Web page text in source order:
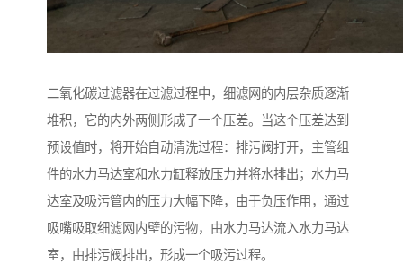
二氧化碳过滤器在过滤过程中，细滤网的内层杂质逐渐
堆积，它的内外两侧形成了一个压差。当这个压差达到
预设值时，将开始自动清洗过程：排污阀打开，主管组
件的水力马达室和水力缸释放压力并将水排出；水力马
达室及吸污管内的压力大幅下降，由于负压作用，通过
吸嘴吸取细滤网内壁的污物，由水力马达流入水力马达
室，由排污阀排出，形成一个吸污过程。